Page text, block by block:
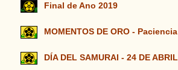
Final de Ano 2019
MOMENTOS DE ORO - Paciencia
DÍA DEL SAMURAI - 24 DE ABRIL